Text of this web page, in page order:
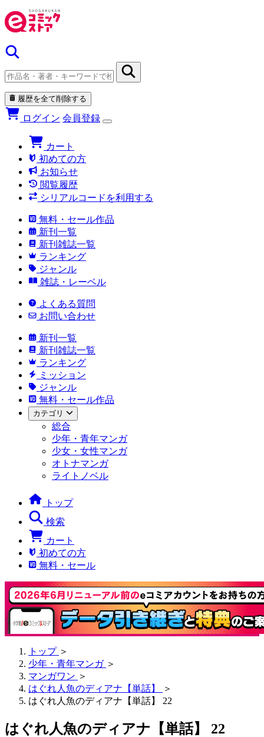
履歴を全て削除する
ログイン 会員登録
カート
初めての方
お知らせ
閲覧履歴
シリアルコードを利用する
無料・セール作品
新刊一覧
新刊雑誌一覧
ランキング
ジャンル
雑誌・レーベル
よくある質問
お問い合わせ
新刊一覧
新刊雑誌一覧
ランキング
ミッション
ジャンル
無料・セール作品
カテゴリ
総合
少年・青年マンガ
少女・女性マンガ
オトナマンガ
ライトノベル
トップ
検索
カート
初めての方
無料・セール
トップ ＞
少年・青年マンガ ＞
マンガワン ＞
はぐれ人魚のディアナ【単話】
＞
はぐれ人魚のディアナ【単話】 22
はぐれ人魚のディアナ【単話】 22